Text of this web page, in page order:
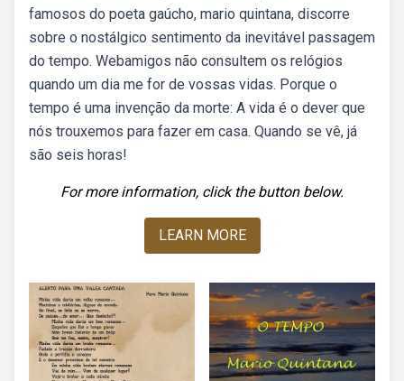
famosos do poeta gaúcho, mario quintana, discorre
sobre o nostálgico sentimento da inevitável passagem
do tempo. Webamigos não consultem os relógios
quando um dia me for de vossas vidas. Porque o
tempo é uma invenção da morte: A vida é o dever que
nós trouxemos para fazer em casa. Quando se vê, já
são seis horas!
For more information, click the button below.
LEARN MORE